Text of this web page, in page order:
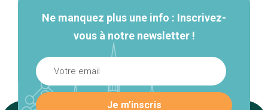
Ne manquez plus une info : Inscrivez-
vous à notre newsletter !